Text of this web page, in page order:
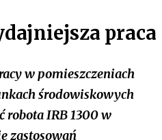
praca
w pomieszczeniach
środowiskowych
robota IRB 1300 w
zastosowań